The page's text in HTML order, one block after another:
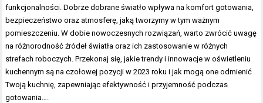
funkcjonalności. Dobrze dobrane światło wpływa na komfort gotowania,
bezpieczeństwo oraz atmosferę, jaką tworzymy w tym ważnym
pomieszczeniu. W dobie nowoczesnych rozwiązań, warto zwrócić uwagę
na różnorodność źródeł światła oraz ich zastosowanie w różnych
strefach roboczych. Przekonaj się, jakie trendy i innowacje w oświetleniu
kuchennym są na czołowej pozycji w 2023 roku i jak mogą one odmienić
Twoją kuchnię, zapewniając efektywność i przyjemność podczas
gotowania….